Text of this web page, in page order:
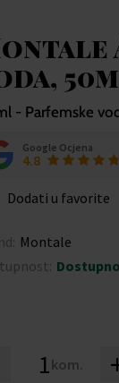
- Parfemske
Google Ocjena
4.8
Dodati u favorite
Montale
Dostupno
kom.